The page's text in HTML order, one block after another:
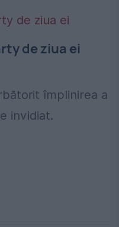
de ziua ei
împlinirea a
invidiat.